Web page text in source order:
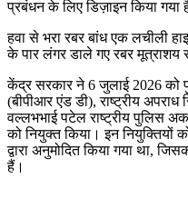
प्रबंधन के लिए डिज़ाइन किया गया
हवा से भरा रबर बांध एक लचीली
के पार लंगर डाले गए रबर मूत्राशय
केंद्र सरकार ने 6 जुलाई 2026 को
(बीपीआर एंड डी), राष्ट्रीय अपराध
वल्लभभाई पटेल राष्ट्रीय पुलिस
को नियुक्त किया। इन नियुक्तियों
द्वारा अनुमोदित किया गया था,
हैं।